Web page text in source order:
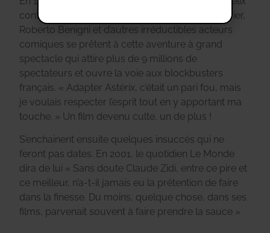
contre César ». Gérard Depardieu,
Christian Clavier,
Roberto Benigni et d’autres irréductibles acteurs
comiques se prêtent à cette aventure à grand
spectacle qui attire plus de 9 millions de
spectateurs et ouvre la voie aux blockbusters
français. « Adapter Astérix, c’était un pari fou, mais
je voulais respecter l’esprit tout en y apportant ma
touche. » Un film devenu culte, un de plus !
S’enchainent ensuite quelques insuccès qui ne
feront pas dates. En 2001, le quotidien Le Monde
dira de lui « Sans doute Claude Zidi, entre ce pire et
ce meilleur, n’a-t-il jamais eu la prétention de faire
dans la finesse. Du moins, quelque chose, dans ses
films, parvenait souvent à faire prendre la sauce »